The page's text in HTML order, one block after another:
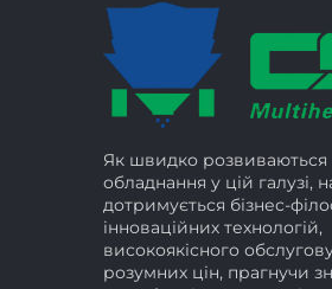
Як швидко
обладнання у цій галузі,
дотримується бізнес-
інноваційних технологій,
високоякісного
розумних цін, прагнучи